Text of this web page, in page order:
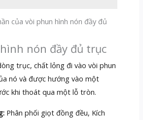
của vòi phun hình nón đầy đủ
nón đầy đủ trục
trục, chất lỏng đi vào vòi phun
nó và được hướng vào một
khi thoát qua một lỗ tròn.
Phân phối giọt đồng đều, Kích